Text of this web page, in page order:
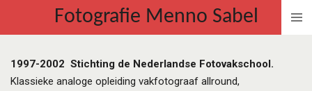
direct
de
hoofdinhoud
Fotografie Menno Sabel
1997-2002 Stichting de Nederlandse Fotovakschool.
Klassieke analoge opleiding vakfotograaf allround,